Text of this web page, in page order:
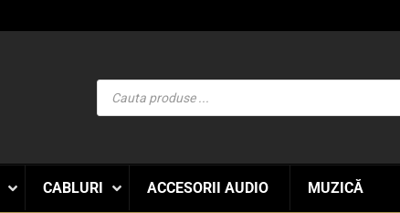
Products
search
CABLURI ACCESORII AUDIO MUZICĂ